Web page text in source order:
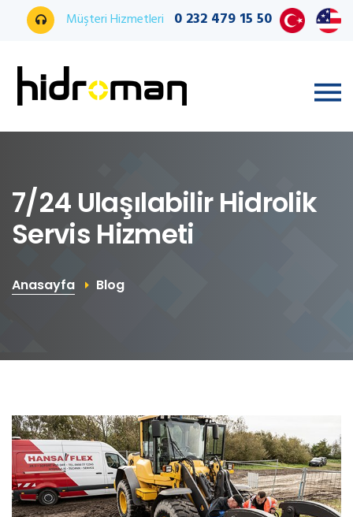
Müşteri Hizmetleri 0 232 479 15 50
7/24 Ulaşılabilir Hidrolik
Servis Hizmeti
Anasayfa Blog